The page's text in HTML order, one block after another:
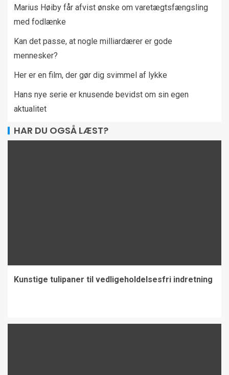
Marius Høiby får afvist ønske om varetægtsfængsling
med fodlænke
Kan det passe, at nogle milliardærer er gode
mennesker?
Her er en film, der gør dig svimmel af lykke
Hans nye serie er knusende bevidst om sin egen
aktualitet
HAR DU OGSÅ LÆST?
Kunstige tulipaner til vedligeholdelsesfri indretning